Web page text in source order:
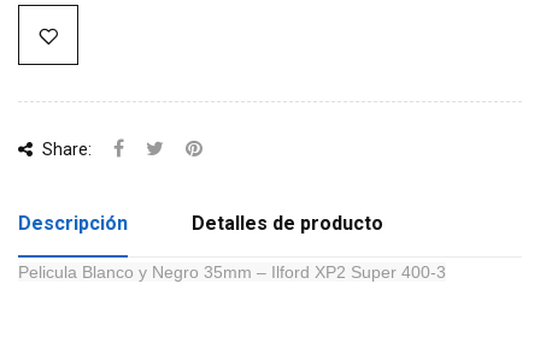
Share:
Descripción Detalles de producto
Pelicula Blanco y Negro 35mm – Ilford XP2 Super 400-3